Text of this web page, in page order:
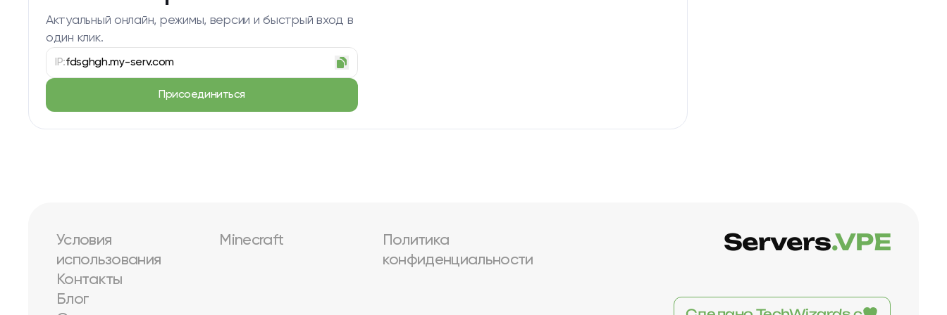
Актуальный онлайн, режимы, версии и быстрый вход в
один клик.
IP:fdsghgh.my-serv.com
Присоединиться
Условия
использования
Контакты
Блог
Minecraft
Политика
конфиденциальности
Servers.VPE